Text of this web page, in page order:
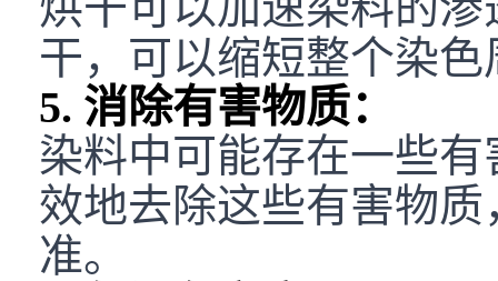
干，可以缩短整个染
5. 消除有害物质：
染料中可能存在一些
效地去除这些有害物
准。